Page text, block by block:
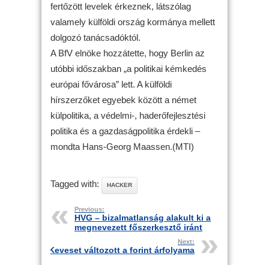
fertőzött levelek érkeznek, látszólag
valamely külföldi ország kormánya mellett
dolgozó tanácsadóktól.
A BfV elnöke hozzátette, hogy Berlin az
utóbbi időszakban „a politikai kémkedés
európai fővárosa” lett. A külföldi
hírszerzőket egyebek között a német
külpolitika, a védelmi-, haderőfejlesztési
politika és a gazdaságpolitika érdekli –
mondta Hans-Georg Maassen.(MTI)
Tagged with: HACKER
Previous:
HVG – bizalmatlanság alakult ki a
megnevezett főszerkesztő iránt
Next:
Keveset változott a forint árfolyama